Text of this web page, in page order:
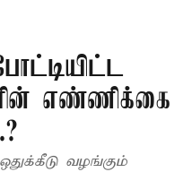
எண்ணிக்கை
வழங்கும்